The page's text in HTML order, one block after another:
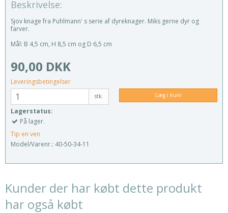
Beskrivelse:
Sjov knage fra Puhlmann' s serie af dyreknager. Miks gerne dyr og
farver.
Mål: B 4,5 cm, H 8,5 cm og D 6,5 cm
90,00 DKK
Leveringsbetingelser
stk. Læg i kurv
Lagerstatus:
På lager.
Tip en ven
Model/Varenr.: 40-50-34-11
Kunder der har købt dette produkt
har også købt